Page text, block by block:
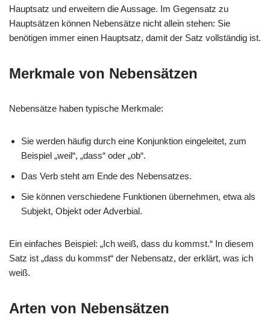
Hauptsatz und erweitern die Aussage. Im Gegensatz zu
Hauptsätzen können Nebensätze nicht allein stehen: Sie
benötigen immer einen Hauptsatz, damit der Satz vollständig ist.
Merkmale von Nebensätzen
Nebensätze haben typische Merkmale:
Sie werden häufig durch eine Konjunktion eingeleitet, zum
Beispiel „weil“, „dass“ oder „ob“.
Das Verb steht am Ende des Nebensatzes.
Sie können verschiedene Funktionen übernehmen, etwa als
Subjekt, Objekt oder Adverbial.
Ein einfaches Beispiel: „Ich weiß, dass du kommst.“ In diesem
Satz ist „dass du kommst“ der Nebensatz, der erklärt, was ich
weiß.
Arten von Nebensätzen